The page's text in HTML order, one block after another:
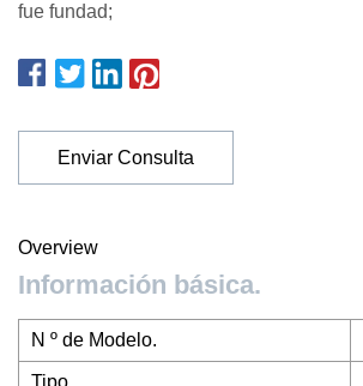
fue fundad;
Enviar Consulta
Overview
Información básica.
N º de Modelo.
Tipo